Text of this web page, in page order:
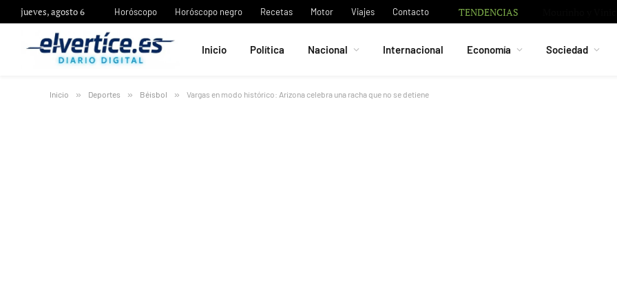
jueves, agosto 6 Horóscopo Horóscopo negro Recetas Motor Viajes Contacto
TENDENCIAS
Inicio Política Nacional Internacional Economía Sociedad
Inicio » Deportes » Béisbol » Vargas en modo histórico: Arizona celebra una racha que no se detiene